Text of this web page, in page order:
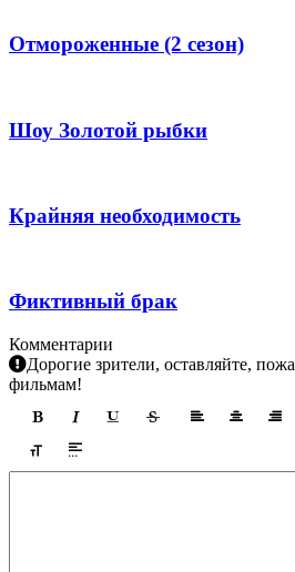
Отмороженные (2 сезон)
Шоу Золотой рыбки
Крайняя необходимость
Фиктивный брак
Комментарии
Дорогие зрители, оставляйте,
фильмам!